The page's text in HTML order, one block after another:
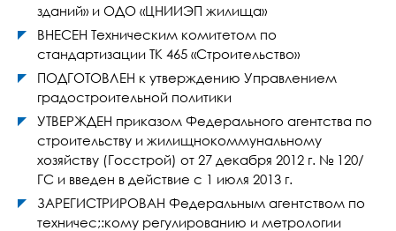
зданий» и ОДО «ЦНИИЭП жилища»
ВНЕСЕН Техническим комитетом по
стандартизации ТК 465 «Строительство»
ПОДГОТОВЛЕН к утверждению Управлением
градостроительной политики
УТВЕРЖДЕН приказом Федерального агентства по
строительству и жилищнокоммунальному
хозяйству (Госстрой) от 27 декабря 2012 г. № 120/
ГС и введен в действие с 1 июля 2013 г.
ЗАРЕГИСТРИРОВАН Федеральным агентством по
техничес;:кому регулированию и метрологии